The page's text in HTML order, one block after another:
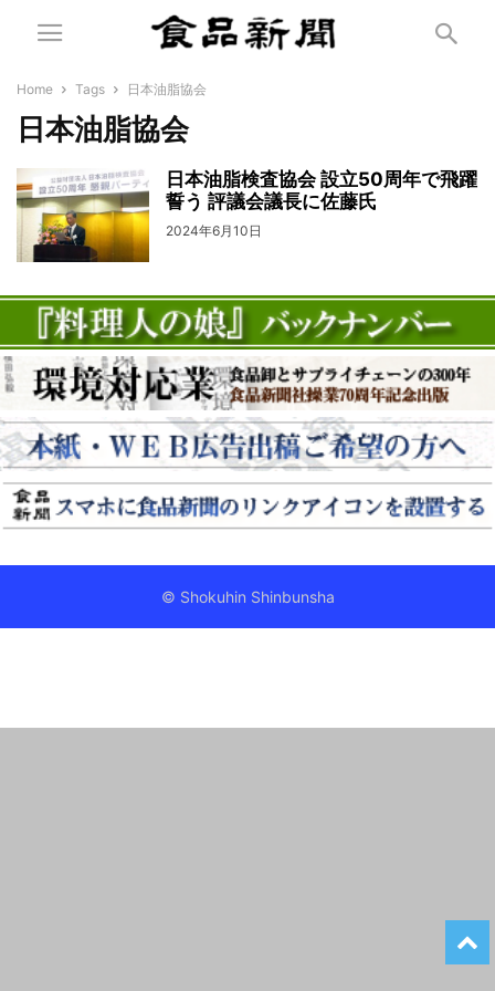
Home Tags 日本油脂協会
日本油脂協会
日本油脂検査協会 設立50周年で飛躍
誓う 評議会議長に佐藤氏
2024年6月10日
© Shokuhin Shinbunsha